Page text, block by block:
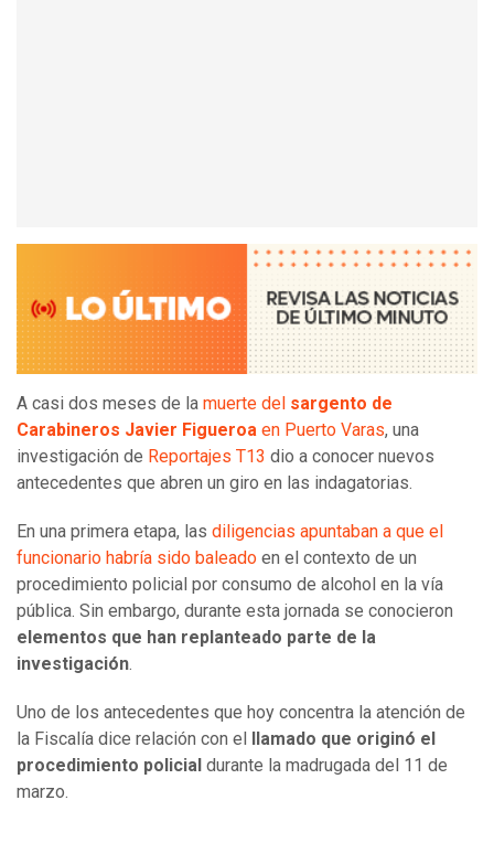
A casi dos meses de la muerte del sargento de
Carabineros Javier Figueroa en Puerto Varas, una
investigación de Reportajes T13 dio a conocer nuevos
antecedentes que abren un giro en las indagatorias.
En una primera etapa, las diligencias apuntaban a que el
funcionario habría sido baleado en el contexto de un
procedimiento policial por consumo de alcohol en la vía
pública. Sin embargo, durante esta jornada se conocieron
elementos que han replanteado parte de la
investigación.
Uno de los antecedentes que hoy concentra la atención de
la Fiscalía dice relación con el llamado que originó el
procedimiento policial durante la madrugada del 11 de
marzo.